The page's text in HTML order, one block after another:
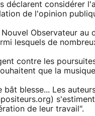
déclarent considérer
de l'opinion
Nouvel Observateur
lesquels de
contre les
que la
bât blesse... Les
de leur travail".